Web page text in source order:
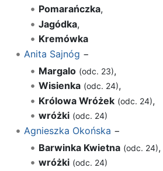
Pomarańczka,
Jagódka,
Kremówka
Anita Sajnóg −
Margalo (odc. 23),
Wisienka (odc. 24),
Królowa Wróżek (odc. 24),
wróżki (odc. 24)
Agnieszka Okońska −
Barwinka Kwietna (odc. 24),
wróżki (odc. 24)